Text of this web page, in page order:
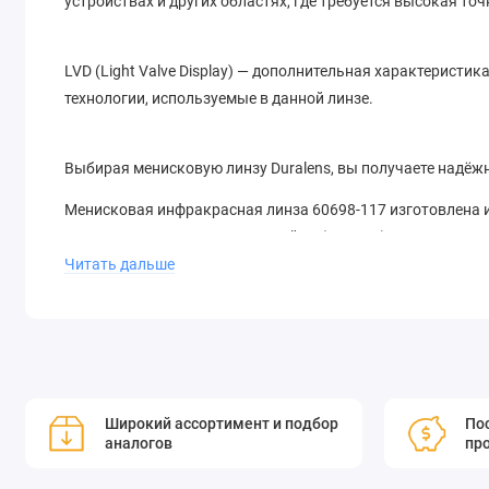
LVD (Light Valve Display) — дополнительная
технологии, используемые в данной линзе.
Выбирая менисковую линзу Duralens, вы получаете
Менисковая инфракрасная линза 60698-117 изготовлена
LVD®. Он имеет диаметр 2,0 дюйма (50,8 мм), толщину
коэффициент поглощения селенида цинка делает его
диаметр фокуса.
Читать дальше
Широкий ассортимент и подбор
аналогов